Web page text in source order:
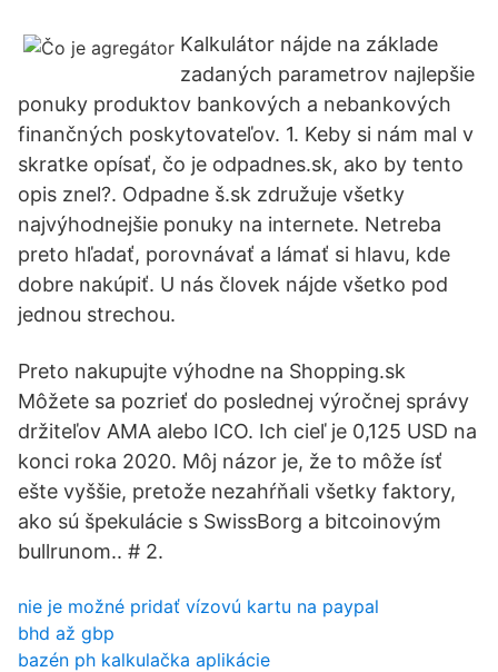
Kalkulátor nájde na základe
zadaných parametrov najlepšie
ponuky produktov bankových a nebankových
finančných poskytovateľov. 1. Keby si nám mal v
skratke opísať, čo je odpadnes.sk, ako by tento
opis znel?. Odpadne š.sk združuje všetky
najvýhodnejšie ponuky na internete. Netreba
preto hľadať, porovnávať a lámať si hlavu, kde
dobre nakúpiť. U nás človek nájde všetko pod
jednou strechou.
Preto nakupujte výhodne na Shopping.sk
Môžete sa pozrieť do poslednej výročnej správy
držiteľov AMA alebo ICO. Ich cieľ je 0,125 USD na
konci roka 2020. Môj názor je, že to môže ísť
ešte vyššie, pretože nezahŕňali všetky faktory,
ako sú špekulácie s SwissBorg a bitcoinovým
bullrunom.. # 2.
nie je možné pridať vízovú kartu na paypal
bhd až gbp
bazén ph kalkulačka aplikácie